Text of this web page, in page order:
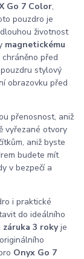
Go 7 Color,
pouzdro je
životnost
magnetickému
před
stylový
obrazovku před
přenosnost, aniž
vyřezané otvory
aniž byste
budete mít
v bezpečí a
i praktické
do ideálního
záruka 3 rokyje
Onyx Go 7